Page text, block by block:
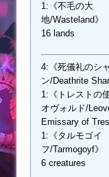
1:《不毛の大
地/Wasteland》
16 lands
4:《死儀礼のシ
ン/Deathrite
1:《トレストの
オヴォルド/
Emissary of
1:《タルモゴイ
フ/Tarmogoyf》
6 creatures